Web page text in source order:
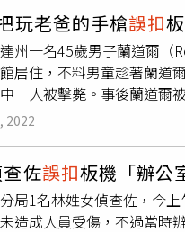
前往派出所報案，但返回
營，25日晚間20時30分
，包括頭部、身體多處槍
床邊草叢內。基隆地檢署
網購買霰彈，另外還在蕭
男棄置的二截式霰彈獵槍1
未經許可製造獵槍、未經
於27日上午裁定羈押禁見
玩老爸的手槍誤扣
州一名45歲男子蘭道爾（
居住，不料男童趁著蘭道
一人被擊斃。事後蘭道爾
間獅子汽車旅館（
孩一起在房間居住。不過
獨自從櫥櫃內翻找出手槍
，受傷的2歲女童雖然傷
立即報警，反而撿起槍，
時則是睡在沙發上，並供
2022
佐誤扣板機「辦公
局1名林姓女偵查佐，今
造成人員受傷，不過當時